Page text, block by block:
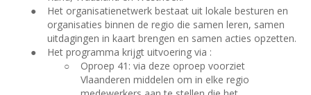
●
Het organisatienetwerk bestaat uit lokale besturen en
organisaties binnen de regio die samen leren, samen
uitdagingen in kaart brengen en samen acties opzetten.
●
Het programma krijgt uitvoering via :
○
Oproep 41: via deze oproep voorziet
Vlaanderen middelen om in elke regio